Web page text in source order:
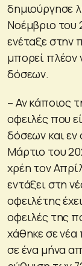
δημιούργησε
Νοέμβριο του
ενέταξε στην
μπορεί πλέον
δόσεων.
– Αν κάποιος
οφειλές που
δόσεων και εν
Μάρτιο του
χρέη τον
εντάξει στη
οφειλέτης
οφειλές της
χάθηκε σε
σε ένα μήνα